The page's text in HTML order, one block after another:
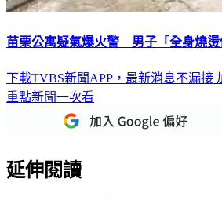
苗栗公寓疑氣爆火警 男子「全身燒燙
下載TVBS新聞APP，最新消息不漏接
重點新聞一次看
延伸閱讀